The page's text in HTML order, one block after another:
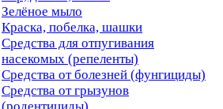
Зелёное мыло
Краска, побелка, шашки
Средства для отпугивания
насекомых (репеленты)
Средства от болезней (фунгициды)
Средства от грызунов